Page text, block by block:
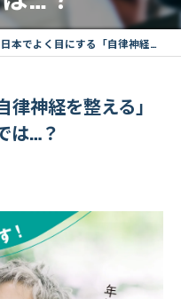
日本でよく目にする「自律神経を整える」サービス。でも、海外では…？
神経を整える」
は…？